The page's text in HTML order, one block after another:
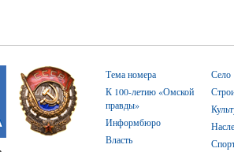
Тема номера
К 100-летию «Омской
правды»
Информбюро
Власть
Село